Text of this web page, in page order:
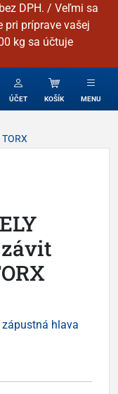
DPH. / Veľmi sa
pri príprave vašej
kg sa účtuje
ÚČET KOŠÍK MENU
hlava